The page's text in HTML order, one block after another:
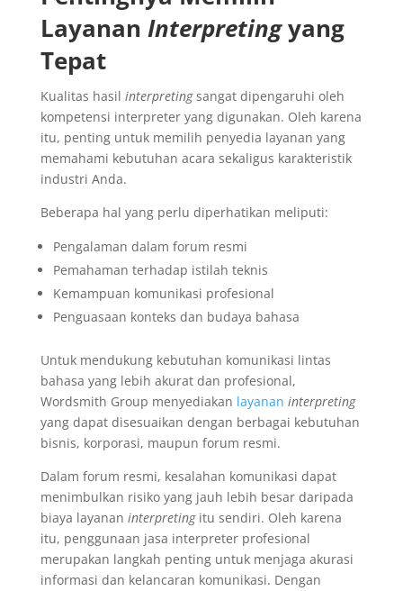
Layanan Interpretingyang
Tepat
Kualitas hasil interpretingsangat dipengaruhi oleh
kompetensi interpreter yang digunakan. Oleh karena
itu, penting untuk memilih penyedia layanan yang
memahami kebutuhan acara sekaligus karakteristik
industri Anda.
Beberapa hal yang perlu diperhatikan meliputi:
Pengalaman dalam forum resmi
Pemahaman terhadap istilah teknis
Kemampuan komunikasi profesional
Penguasaan konteks dan budaya bahasa
Untuk mendukung kebutuhan komunikasi lintas
bahasa yang lebih akurat dan profesional,
Wordsmith Group menyediakan layanan interpreting
yang dapat disesuaikan dengan berbagai kebutuhan
bisnis, korporasi, maupun forum resmi.
Dalam forum resmi, kesalahan komunikasi dapat
menimbulkan risiko yang jauh lebih besar daripada
biaya layanan interpretingitu sendiri. Oleh karena
itu, penggunaan jasa interpreter profesional
merupakan langkah penting untuk menjaga akurasi
informasi dan kelancaran komunikasi. Dengan